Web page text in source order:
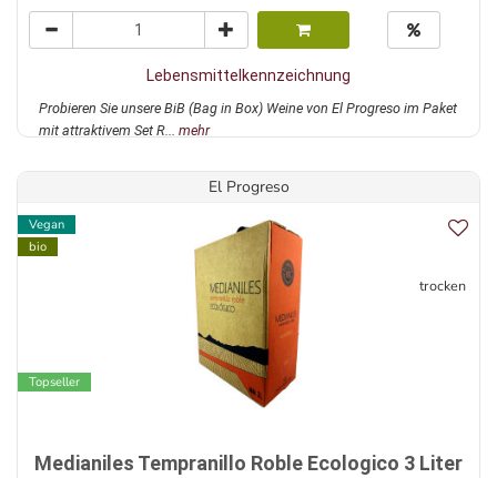
Lebensmittelkennzeichnung
Probieren Sie unsere BiB (Bag in Box) Weine von El Progreso im Paket
mit attraktivem Set R... mehr
El Progreso
Vegan
bio
Topseller
trocken
Medianiles Tempranillo Roble Ecologico 3 Liter